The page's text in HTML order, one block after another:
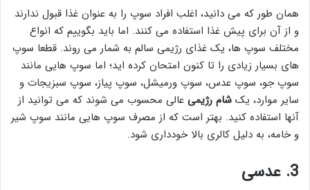
همان طور که می دانید، اغلب افراد سوپ را به عنوان غذا قبول ندارند
و از آن برای پیش غذا استفاده می کنند. اما باید بگوییم که انواع
مختلف سوپ ها، یک غذای رژیمی سالم به شمار می روند. قطعا سوپ
های بسیار زیادی را تا کنون امتحان کرده اید؛ اما سوپ هایی مانند
سوپ جو، سوپ عدس، سوپ ورمیشل، سوپ پیاز، سوپ سبزیجات و
سایر موارد، یک شام رژیمی عالی محسوب می شوند که می توانید از
آنها استفاده کنید. بهتر است که از مصرف سوپ هایی مانند سوپ شیر
و خامه، به دلیل کالری بالا خودداری شود.
3. عدسی